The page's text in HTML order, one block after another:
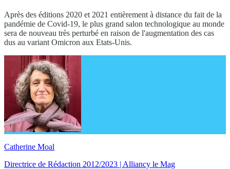
Après des éditions 2020 et 2021 entièrement à distance du fait de la
pandémie de Covid-19, le plus grand salon technologique au monde
sera de nouveau très perturbé en raison de l'augmentation des cas
dus au variant Omicron aux Etats-Unis.
Catherine Moal
Directrice de Rédaction 2012/2023 | Alliancy le Mag